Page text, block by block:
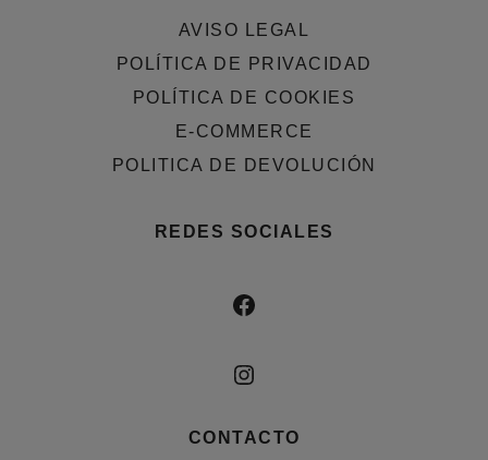
AVISO LEGAL
POLÍTICA DE PRIVACIDAD
POLÍTICA DE COOKIES
E-COMMERCE
POLITICA DE DEVOLUCIÓN
REDES SOCIALES
FACEBOOK
INSTAGRAM
CONTACTO